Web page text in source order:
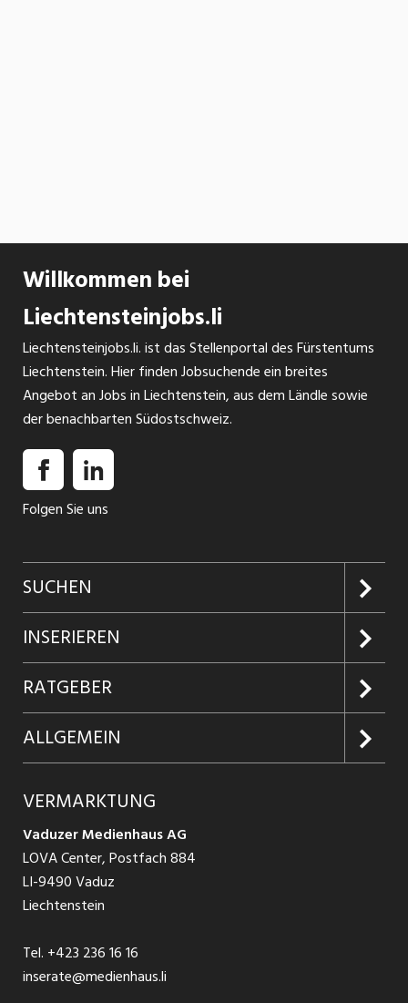
Willkommen bei
Liechtensteinjobs.li
Liechtensteinjobs.li. ist das Stellenportal des Fürstentums
Liechtenstein. Hier finden Jobsuchende ein breites
Angebot an Jobs in Liechtenstein, aus dem Ländle sowie
der benachbarten Südostschweiz.
Folgen Sie uns
SUCHEN
Jobs suchen
Jobabo
Firmen entdecken
Jobs in Graubünden
Jobs in St. Gallen
Jobs in Glarus
Jobs in der Südostschweiz
Temporär Jobs
INSERIEREN
Kundenlogin
Inserieren
Produkte
Schnittstelle
RATGEBER
Glossar
Ratgeber Bewerbung / Rekrutierung
ALLGEMEIN
AGB
Datenschutzbestimmungen
Nutzungsbedingungen
Impressum
VERMARKTUNG
Vaduzer Medienhaus AG
LOVA Center, Postfach 884
LI-9490 Vaduz
Liechtenstein
Tel. +423 236 16 16
inserate@medienhaus.li